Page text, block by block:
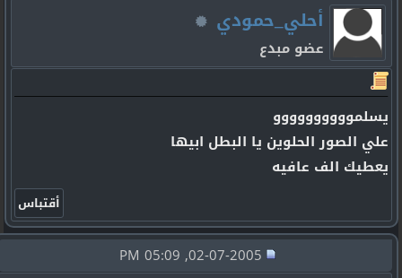
أحلي_حمودي
عضو مبدع
يسلموووووووووو
علي الصور الحلوين يا البطل ابيها
يعطيك الف عافيه
02-07-2005, 05:09 PM